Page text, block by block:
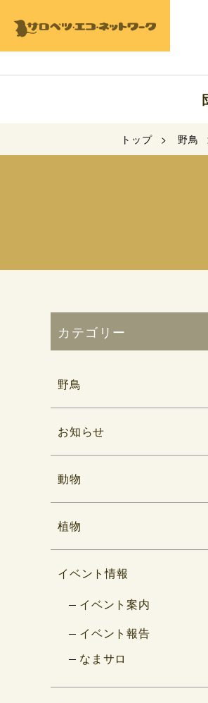
トップ 野鳥
カテゴリー
野鳥
お知らせ
動物
植物
イベント情報
イベント案内
イベント報告
なまサロ